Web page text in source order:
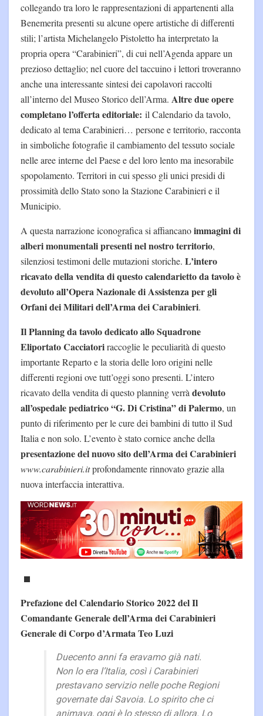
collegando tra loro le rappresentazioni di appartenenti alla
Benemerita presenti su alcune opere artistiche di differenti
stili; l’artista Michelangelo Pistoletto ha interpretato la
propria opera “Carabinieri”, di cui nell’Agenda appare un
prezioso dettaglio; nel cuore del taccuino i lettori troveranno
anche una interessante sintesi dei capolavori raccolti
all’interno del Museo Storico dell’Arma. Altre due opere
completano l’offerta editoriale: il Calendario da tavolo,
dedicato al tema Carabinieri… persone e territorio, racconta
in simboliche fotografie il cambiamento del tessuto sociale
nelle aree interne del Paese e del loro lento ma inesorabile
spopolamento. Territori in cui spesso gli unici presidi di
prossimità dello Stato sono la Stazione Carabinieri e il
Municipio.
A questa narrazione iconografica si affiancanoimmagini di
alberi monumentali presenti nel nostro territorio,
silenziosi testimoni delle mutazioni storiche. L’intero
ricavato della vendita di questo calendarietto da tavolo è
devoluto all’Opera Nazionale di Assistenza per gli
Orfani dei Militari dell’Arma dei Carabinieri.
Il Planning da tavolo dedicato allo Squadrone
Eliportato Cacciatoriraccoglie le peculiarità di questo
importante Reparto e la storia delle loro origini nelle
differenti regioni ove tutt’oggi sono presenti. L’intero
ricavato della vendita di questo planning verrà devoluto
all’ospedale pediatrico “G. Di Cristina” di Palermo, un
punto di riferimento per le cure dei bambini di tutto il Sud
Italia e non solo. L’evento è stato cornice anche della
presentazione del nuovo sito dell’Arma dei Carabinieri
www.carabinieri.itprofondamente rinnovato grazie alla
nuova interfaccia interattiva.
Prefazione del Calendario Storico 2022 del Il
Comandante Generale dell’Arma dei Carabinieri
Generale di Corpo d’Armata Teo Luzi
Duecento anni fa eravamo già nati.
Non lo era l’Italia, così i Carabinieri
prestavano servizio nelle poche Regioni
governate dai Savoia. Lo spirito che ci